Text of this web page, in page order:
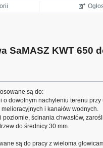
SaMASZ KWT 650
są do:
o dowolnym nachyleniu terenu
i kanałów wodnych.
ścinania chwastów,
do średnicy 30 mm.
są do pracy z wieloma